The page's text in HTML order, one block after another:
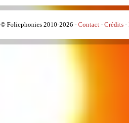
© Foliephonies 2010-2026 - Contact- Crédits-